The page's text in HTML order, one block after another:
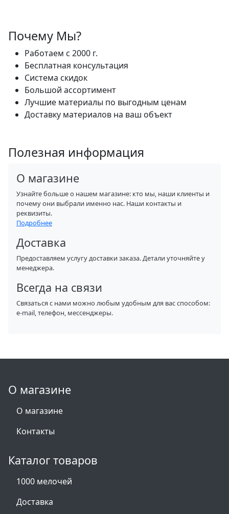
Почему Мы?
Работаем с 2000 г.
Бесплатная консультация
Система скидок
Большой ассортимент
Лучшие материалы по выгодным ценам
Доставку материалов на ваш объект
Полезная информация
О магазине
Узнайте больше о нашем магазине: кто мы, наши клиенты и
почему они выбрали именно нас. Наши контакты и
реквизиты.
Подробнее
Доставка
Предоставляем услугу доставки заказа. Детали уточняйте у
менеджера.
Всегда на связи
Связаться с нами можно любым удобным для вас способом:
e-mail, телефон, мессенджеры.
О магазине
О магазине
Контакты
Каталог товаров
1000 мелочей
Доставка